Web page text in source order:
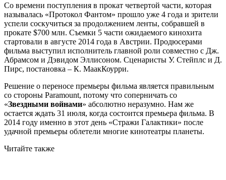
Со времени поступления в прокат четвертой части, которая
называлась «Протокол Фантом» прошло уже 4 года и зрители
успели соскучиться за продолжением ленты, собравшей в
прокате $700 млн. Съемки 5 части ожидаемого кинохита
стартовали в августе 2014 года в Австрии. Продюсерами
фильма выступил исполнитель главной роли совместно с Дж.
Абрамсом и Дэвидом Эллисоном. Сценаристы У. Стейплс и Д.
Пирс, постановка – К. МаакКоурри.
Решение о переносе премьеры фильма является правильным
со стороны Paramount, потому что соперничать со
«Звездными войнами» абсолютно неразумно. Нам же
остается ждать 31 июля, когда состоится премьера фильма. В
2014 году именно в этот день «Стражи Галактики» после
удачной премьеры облетели многие кинотеатры планеты.
Читайте также